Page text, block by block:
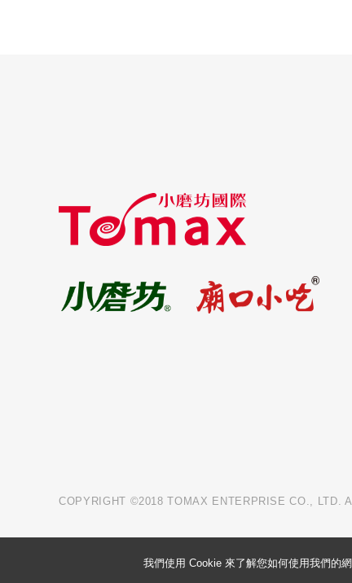
COPYRIGHT ©2018 TOMAX ENTERPRISE CO., LTD.
我們使用 Cookie 來了解您如何使用我們的